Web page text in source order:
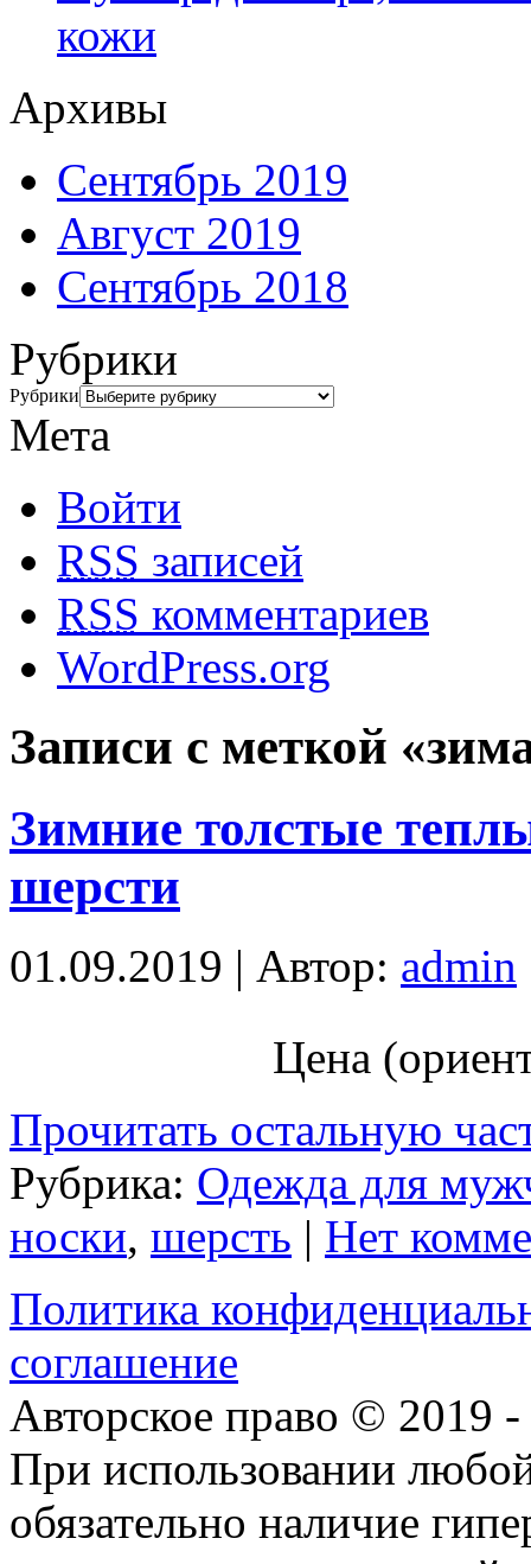
кожи
Архивы
Сентябрь 2019
Август 2019
Сентябрь 2018
Рубрики
Рубрики
Мета
Войти
RSS записей
RSS комментариев
WordPress.org
Записи с меткой
Зимние толстые
шерсти
01.09.2019 | Автор: admin
Цена
Прочитать остальную
Рубрика: Одежда для
носки, шерсть | Нет
Политика
соглашение
Авторское право © 2019 -
При использовании
обязательно наличие